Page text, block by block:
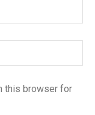
this browser for